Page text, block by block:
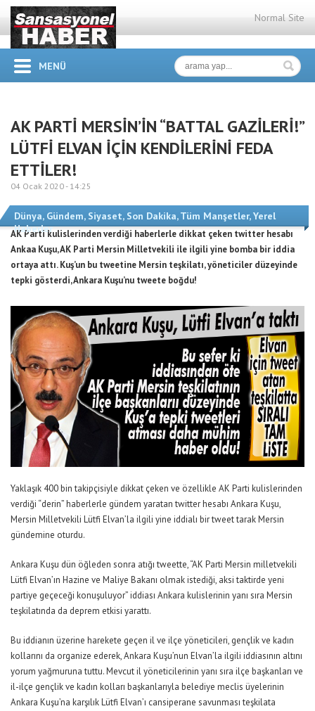
Normal Site
MENÜ
AK PARTİ MERSİN’İN “BATTAL GAZİLERİ!”
LÜTFİ ELVAN İÇİN KENDİLERİNİ FEDA
ETTİLER!
04 Ocak 2020 - 14:25
Dünya, Gündem, Siyaset, Son Dakika,Tüm Manşetler,Yerel
Haberler
AK Parti kulislerinden verdiği haberlerle dikkat çeken twitter hesabı
Ankaa Kuşu, AK Parti Mersin Milletvekili ile ilgili yine bomba bir iddia
ortaya attı. Kuş’un bu tweetine Mersin teşkilatı, yöneticiler düzeyinde
tepki gösterdi, Ankara Kuşu’nu tweete boğdu!
Yaklaşık 400 bin takipçisiyle dikkat çeken ve özellikle AK Parti kulislerinden
verdiği “derin” haberlerle gündem yaratan twitter hesabı Ankara Kuşu,
Mersin Milletvekili Lütfi Elvan’la ilgili yine iddialı bir tweet tarak Mersin
gündemine oturdu.
Ankara Kuşu dün öğleden sonra atığı tweette, “AK Parti Mersin milletvekili
Lütfi Elvan’ın Hazine ve Maliye Bakanı olmak istediği, aksi taktirde yeni
partiye geçeceği konuşuluyor” iddiası Ankara kulislerinin yanı sıra Mersin
teşkilatında da deprem etkisi yarattı.
Bu iddianın üzerine harekete geçen il ve ilçe yöneticileri, gençlik ve kadın
kollarını da organize ederek, Ankara Kuşu’nun Elvan’la ilgili iddiasının altını
yorum yağmuruna tuttu. Mevcut il yöneticilerinin yanı sıra ilçe başkanları ve
il-ilçe gençlik ve kadın kolları başkanlarıyla belediye meclis üyelerinin
Ankara Kuşu’na karşılık Lütfi Elvan’ı cansiperane savunması teşkilata